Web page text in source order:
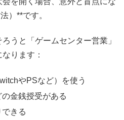
）**です。
うと「ゲームセンター営業」
ります：
やPSなど）を使う
金銭授受がある
きる